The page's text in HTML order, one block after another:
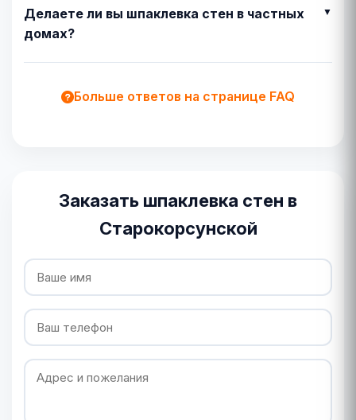
Делаете ли вы шпаклевка стен в частных
домах?
Больше ответов на странице FAQ
Заказать шпаклевка стен в
Старокорсунской